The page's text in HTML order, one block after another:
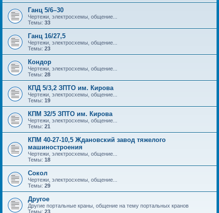
Ганц 5/6–30
Чертежи, электросхемы, общение...
Темы: 33
Ганц 16/27,5
Чертежи, электросхемы, общение...
Темы: 23
Кондор
Чертежи, электросхемы, общение...
Темы: 28
КПД 5/3,2 ЗПТО им. Кирова
Чертежи, электросхемы, общение...
Темы: 19
КПМ 32/5 ЗПТО им. Кирова
Чертежи, электросхемы, общение...
Темы: 21
КПМ 40-27-10,5 Ждановский завод тяжелого
машиностроения
Чертежи, электросхемы, общение...
Темы: 18
Сокол
Чертежи, электросхемы, общение...
Темы: 29
Другое
Другие портальные краны, общение на тему портальных кранов
Темы: 23